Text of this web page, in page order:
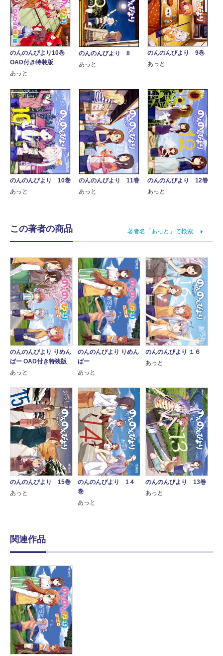
のんのんびより10巻
OAD付き特装版
あっと
のんのんびより 8
あっと
のんのんびより 9巻
あっと
のんのんびより 10巻
あっと
のんのんびより 11巻
あっと
のんのんびより 12巻
あっと
この著者の商品 著者名「あっと」で検索
のんのんびより りめん
ばー OAD付き特装版
あっと
のんのんびより りめん
ばー
あっと
のんのんびより １６
あっと
のんのんびより 15巻
あっと
のんのんびより 1４
巻
あっと
のんのんびより 13巻
あっと
関連作品